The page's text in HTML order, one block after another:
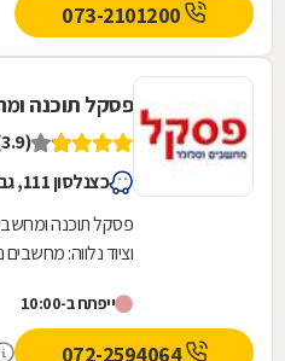
פסקל תוכנה
(3.9)
כצנלסון 111, גבעתיים
פסקל תוכנה
וציוד נלווה:
ייפתח ב-10:00
072-2594064